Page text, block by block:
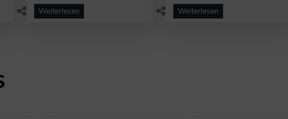
Weiterlesen Weiterlesen